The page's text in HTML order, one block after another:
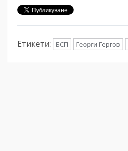
Етикети: БСП Георги Гергов